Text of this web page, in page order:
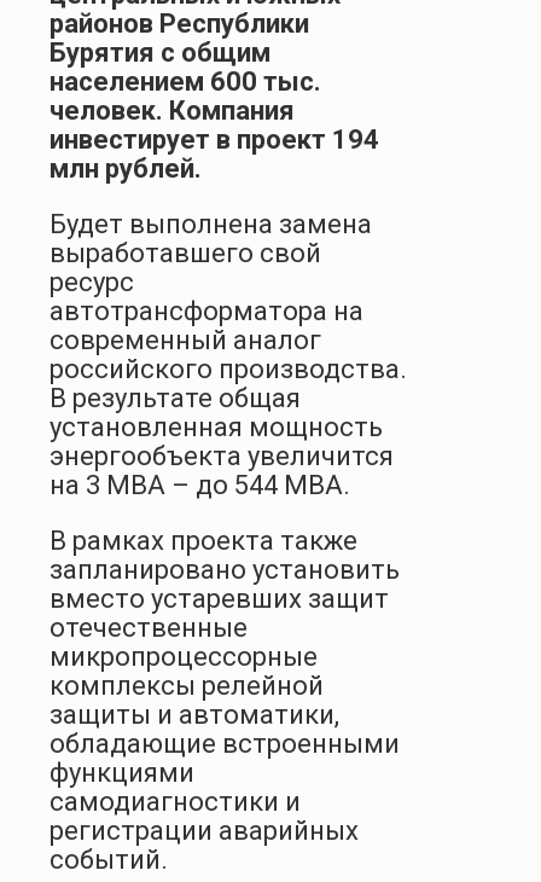
районов Республики
Бурятия с общим
населением 600 тыс.
человек. Компания
инвестирует в проект 194
млн рублей.
Будет выполнена замена
выработавшего свой
ресурс
автотрансформатора на
современный аналог
российского производства.
В результате общая
установленная мощность
энергообъекта увеличится
на 3 МВА – до 544 МВА.
В рамках проекта также
запланировано установить
вместо устаревших защит
отечественные
микропроцессорные
комплексы релейной
защиты и автоматики,
обладающие встроенными
функциями
самодиагностики и
регистрации аварийных
событий.